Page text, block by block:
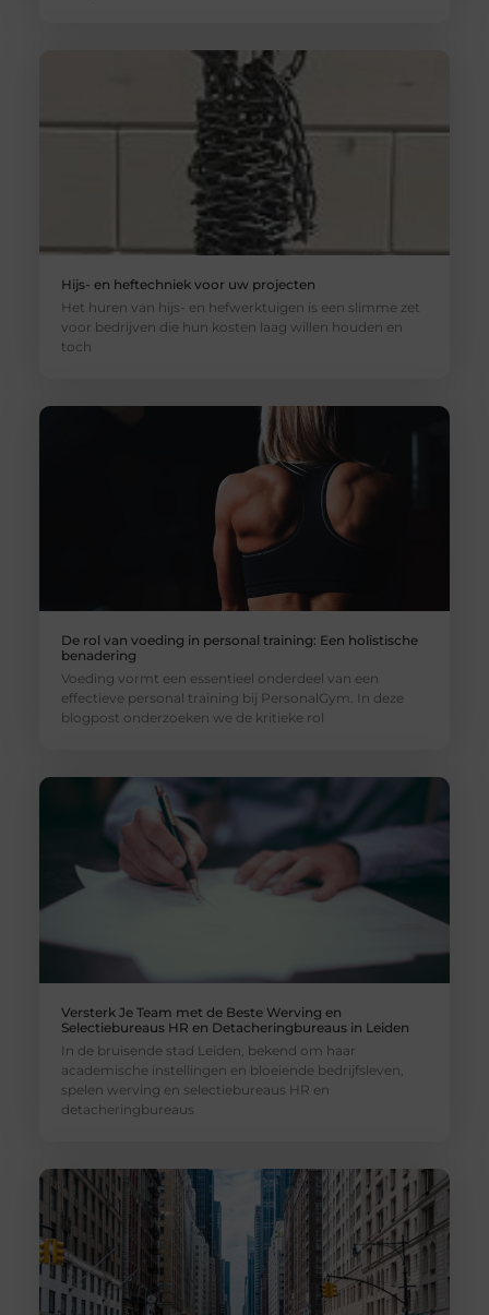
Hijs- en heftechniek voor uw projecten
Het huren van hijs- en hefwerktuigen is een slimme zet
voor bedrijven die hun kosten laag willen houden en
toch
De rol van voeding in personal training: Een holistische
benadering
Voeding vormt een essentieel onderdeel van een
effectieve personal training bij PersonalGym. In deze
blogpost onderzoeken we de kritieke rol
Versterk Je Team met de Beste Werving en
Selectiebureaus HR en Detacheringbureaus in Leiden
In de bruisende stad Leiden, bekend om haar
academische instellingen en bloeiende bedrijfsleven,
spelen werving en selectiebureaus HR en
detacheringbureaus